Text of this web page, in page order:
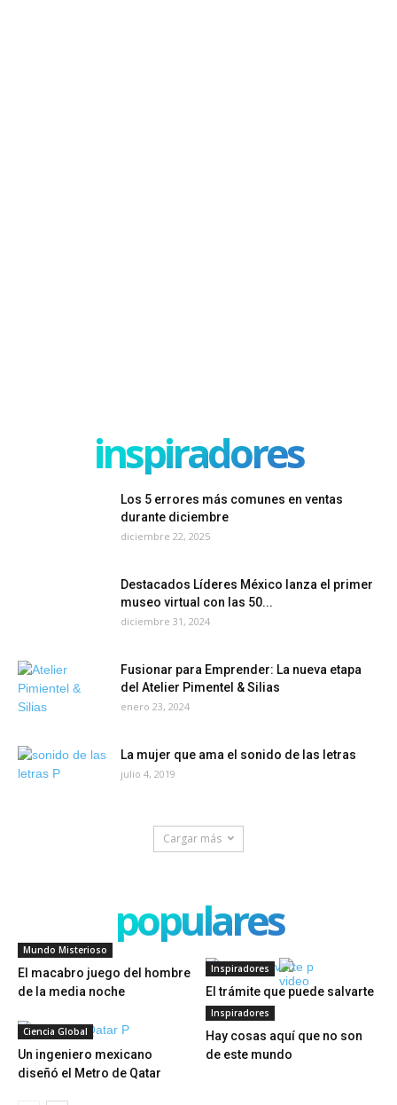
inspiradores
Los 5 errores más comunes en ventas
durante diciembre
diciembre 22, 2025
Destacados Líderes México lanza el primer
museo virtual con las 50...
diciembre 31, 2024
Fusionar para Emprender: La nueva etapa
del Atelier Pimentel & Silias
enero 23, 2024
La mujer que ama el sonido de las letras
julio 4, 2019
Cargar más
populares
Mundo Misterioso
El macabro juego del hombre
de la media noche
Inspiradores
El trámite que puede salvarte
Ciencia Global
Un ingeniero mexicano
diseñó el Metro de Qatar
Inspiradores
Hay cosas aquí que no son
de este mundo